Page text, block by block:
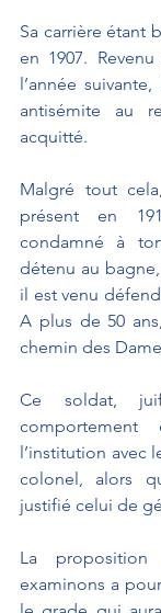
Sa carrière étant
en 1907.
l’année
antisémite au
acquitté.
Malgré tout
présent en
condamné à
détenu au
il est venu
A plus de 50
chemin des
Ce soldat,
comportement
l’institution avec
colonel, alors
justifié celui de
La
examinons a